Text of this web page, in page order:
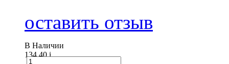
оставить отзыв
В Наличии
134.40i